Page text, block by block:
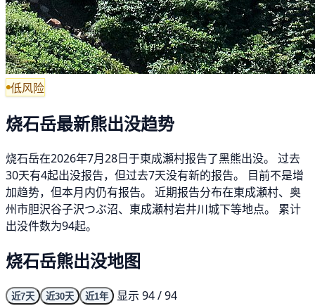
低风险
烧石岳最新熊出没趋势
烧石岳在2026年7月28日于東成瀬村报告了黑熊出没。 过去
30天有4起出没报告，但过去7天没有新的报告。 目前不是增
加趋势，但本月内仍有报告。 近期报告分布在東成瀬村、奥
州市胆沢谷子沢つぶ沼、東成瀬村岩井川城下等地点。 累计
出没件数为94起。
烧石岳熊出没地图
近7天 近30天 近1年
显示 94 / 94